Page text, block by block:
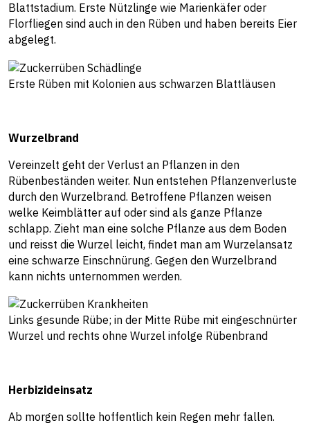
Blattstadium. Erste Nützlinge wie Marienkäfer oder
Florfliegen sind auch in den Rüben und haben bereits Eier
abgelegt.
Erste Rüben mit Kolonien aus schwarzen Blattläusen
Wurzelbrand
Vereinzelt geht der Verlust an Pflanzen in den
Rübenbeständen weiter. Nun entstehen Pflanzenverluste
durch den Wurzelbrand. Betroffene Pflanzen weisen
welke Keimblätter auf oder sind als ganze Pflanze
schlapp. Zieht man eine solche Pflanze aus dem Boden
und reisst die Wurzel leicht, findet man am Wurzelansatz
eine schwarze Einschnürung. Gegen den Wurzelbrand
kann nichts unternommen werden.
Links gesunde Rübe; in der Mitte Rübe mit eingeschnürter
Wurzel und rechts ohne Wurzel infolge Rübenbrand
Herbizideinsatz
Ab morgen sollte hoffentlich kein Regen mehr fallen.